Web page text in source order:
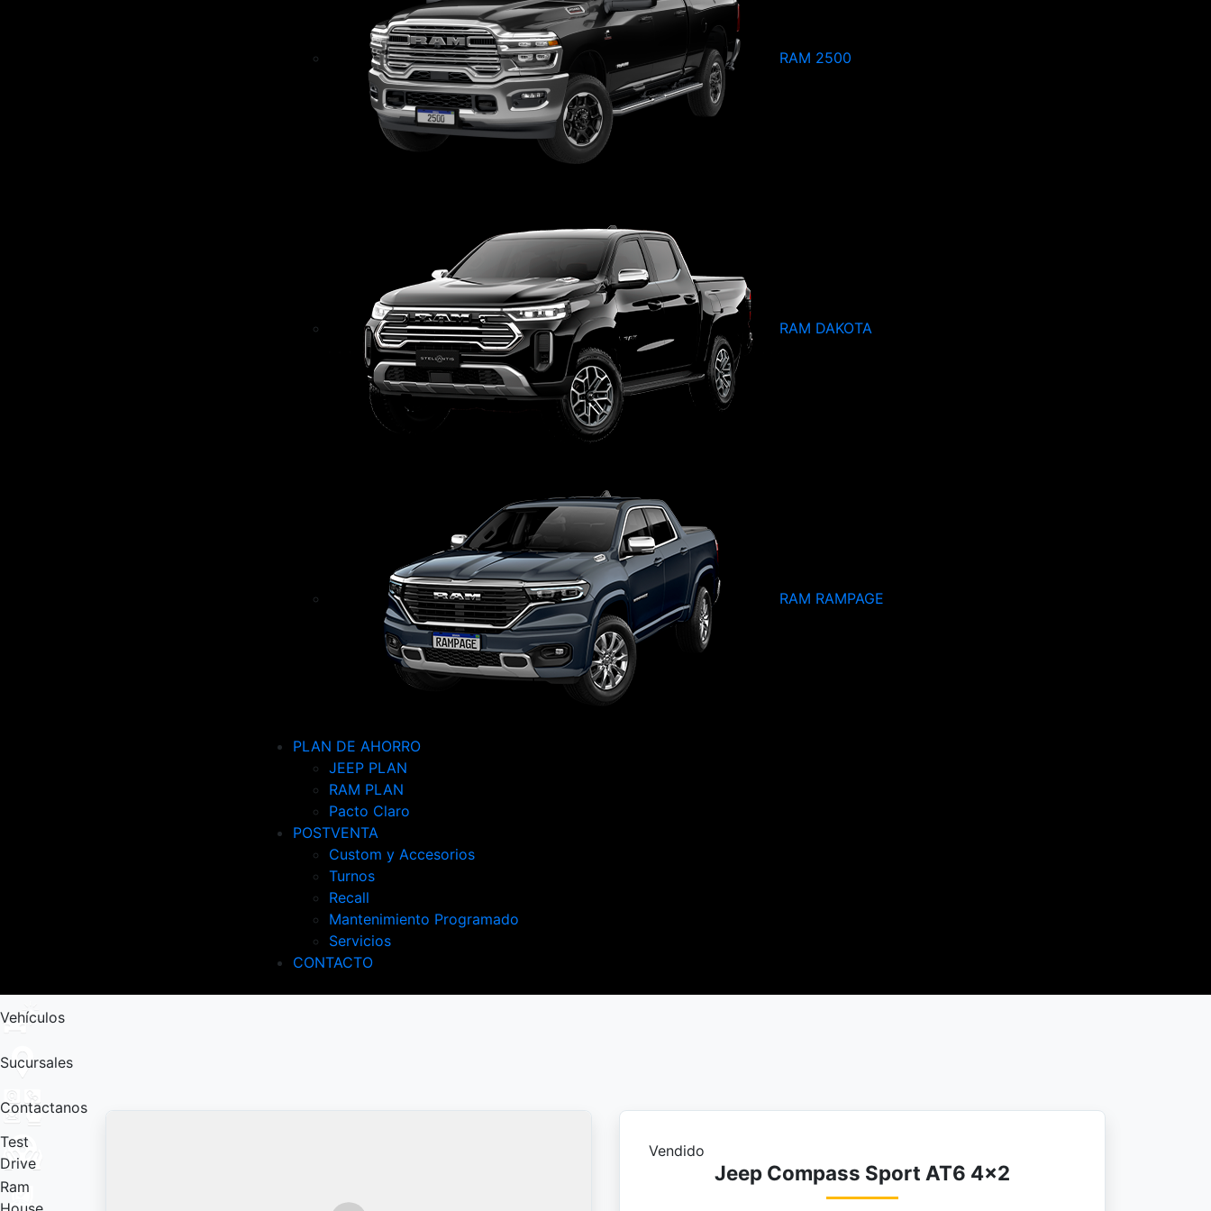
RAM 2500
RAM DAKOTA
RAM RAMPAGE
PLAN DE AHORRO
JEEP PLAN
RAM PLAN
Pacto Claro
POSTVENTA
Custom y Accesorios
Turnos
Recall
Mantenimiento Programado
Servicios
CONTACTO
Vehículos
Sucursales
Contactanos
Test
Drive
Ram
Vendido
Jeep Compass Sport AT6 4×2